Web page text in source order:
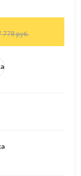
778 руб.